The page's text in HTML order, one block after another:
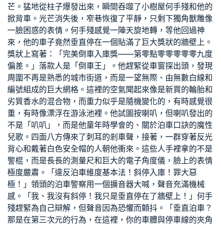
芒。猛地從柱子爆發出來，瞬間吞噬了小樹屋何手殘和他的
掀背車。光芒消失後，窄巷恢復了平靜，只剩下獨角獸雕像
一臉困惑的表情。何手殘感覺一陣天旋地轉，等他回過神
來，他的車子竟然垂直停在一個貼滿了巨大獎狀的牆壁上。
獎狀上寫著：「完美倒車入庫獎——第零點零零零零零九度
偏差。」落款人是「倒車王」。他趕緊從車窗探出頭，發現
周圍不再是熟悉的城市街道，而是一望無際、由無數白線和
編號組成的巨大網格。這裡的空氣聞起來像是新買的輪胎和
劣質香水的混合物，而重力似乎是隨機變化的，有時感覺很
重，有時像漂浮在游泳池裡。他試圖按喇叭，但喇叭發出的
不是「叭叭」，而是他童年時學會的、關於泊車口訣的魔性
兒歌。四面八方傳來了刺耳的剎車聲，接著，一群穿著反光
背心和戴著白色安全帽的人朝他衝來。這些人手裡拿的不是
警棍，而是長長的測量尺和巨大的電子角度儀，臉上的表情
極度嚴肅。「違反泊車維度基本法！斜停入庫！罪大惡
極！」領頭的泊車警察用一個擴音器大喊，聲音充滿機械
感。「我、我沒有斜停！我只是垂直停在了牆壁上！」何手
殘趕緊為自己辯解，但聲音因為恐懼而顫抖。「垂直泊車？
那是在第三次元的行為，在這裡，你的車體與停車線的夾角